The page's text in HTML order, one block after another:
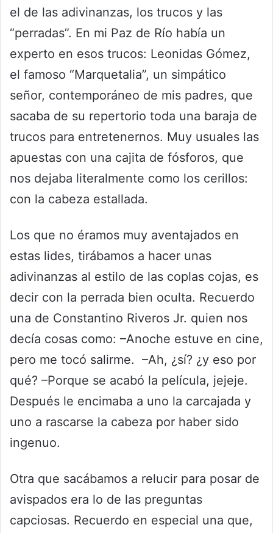
el de las adivinanzas, los trucos y las
“perradas”. En mi Paz de Río había un
experto en esos trucos: Leonidas Gómez,
el famoso “Marquetalia”, un simpático
señor, contemporáneo de mis padres, que
sacaba de su repertorio toda una baraja de
trucos para entretenernos. Muy usuales las
apuestas con una cajita de fósforos, que
nos dejaba literalmente como los cerillos:
con la cabeza estallada.
Los que no éramos muy aventajados en
estas lides, tirábamos a hacer unas
adivinanzas al estilo de las coplas cojas, es
decir con la perrada bien oculta. Recuerdo
una de Constantino Riveros Jr. quien nos
decía cosas como: –Anoche estuve en cine,
pero me tocó salirme. –Ah, ¿sí? ¿y eso por
qué? –Porque se acabó la película, jejeje.
Después le encimaba a uno la carcajada y
uno a rascarse la cabeza por haber sido
ingenuo.
Otra que sacábamos a relucir para posar de
avispados era lo de las preguntas
capciosas. Recuerdo en especial una que,